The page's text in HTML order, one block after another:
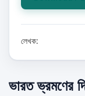
লেখক:
ভারত ভ্রমণের